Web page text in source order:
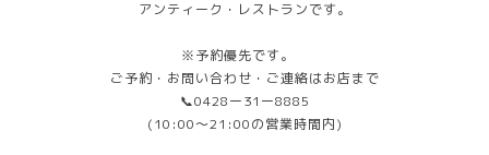
アンティーク・レストランです。
※予約優先です。
ご予約・お問い合わせ・ご連絡はお店まで
📞0428ー31ー8885
(10:00〜21:00の営業時間内)